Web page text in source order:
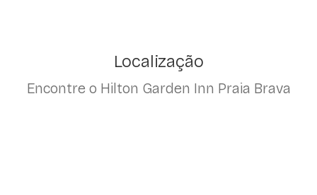
Localização
Encontre o Hilton Garden Inn Praia Brava